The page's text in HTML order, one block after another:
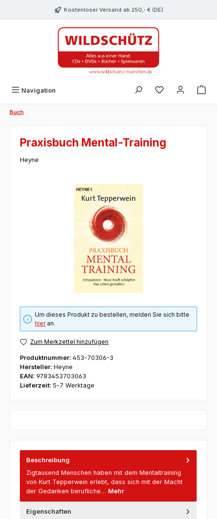
Kostenloser Versand ab 250,- € (DE)
Navigation Du hast 0
Buch
Praxisbuch Mental-Training
Heyne
Bildergalerie überspringen
Um dieses Produkt zu bestellen, melden Sie sich bitte
hieran.
Zum Merkzettel hinzufügen
Produktnummer: 453-70306-3
Hersteller: Heyne
EAN: 9783453703063
Lieferzeit: 5-7 Werktage
Beschreibung
Zigtausend Menschen haben mit dem Mentaltraining
von Kurt Tepperwein erlebt, dass sich mit der Macht
der Gedanken berufliche… Mehr
Eigenschaften